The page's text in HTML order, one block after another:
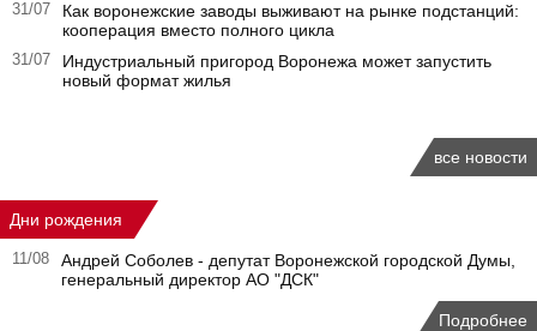
31/07
Как воронежские заводы выживают на рынке подстанций:
кооперация вместо полного цикла
31/07
Индустриальный пригород Воронежа может запустить
новый формат жилья
все новости
Дни рождения
11/08
Андрей Соболев - депутат Воронежской городской Думы,
генеральный директор АО "ДСК"
Подробнее